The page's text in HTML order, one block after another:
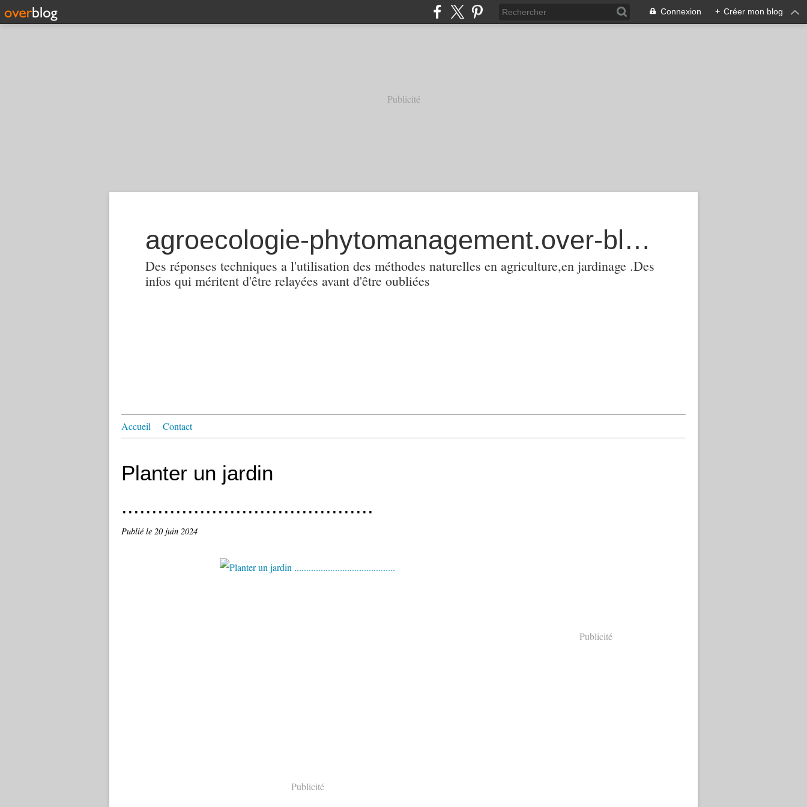
Connexion + Créer mon blog
Publicité
agroecologie-phytomanagement.over-blog.com
Des réponses techniques a l'utilisation des méthodes naturelles en agriculture,en jardinage .Des
infos qui méritent d'être relayées avant d'être oubliées
Accueil Contact
Planter un jardin
..........................................
Publié le 20 juin 2024
Publicité
Publicité